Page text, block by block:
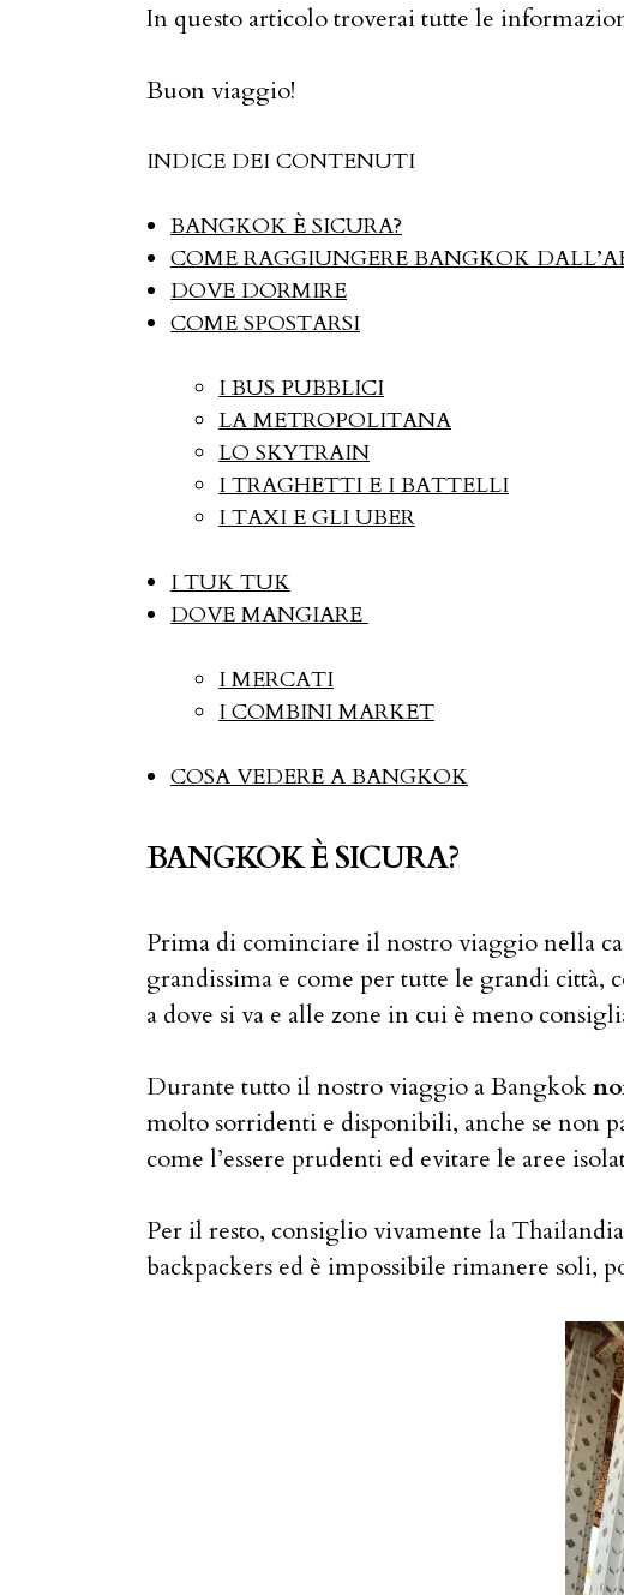
In questo articolo troverai tutte le
Buon viaggio!
INDICE DEI CONTENUTI
BANGKOK È SICURA?
COME RAGGIUNGERE BANGKOK
DOVE DORMIRE
COME SPOSTARSI
I BUS PUBBLICI
LA METROPOLITANA
LO SKYTRAIN
I TRAGHETTI E I BATTELLI
I TAXI E GLI UBER
I TUK TUK
DOVE MANGIARE
I MERCATI
I COMBINI MARKET
COSA VEDERE A BANGKOK
BANGKOK È SICURA?
Prima di cominciare il nostro viaggio nella
grandissima e come per tutte le grandi città,
a dove si va e alle zone in cui è meno
Durante tutto il nostro viaggio a Bangkok
molto sorridenti e disponibili, anche se non
come l’essere prudenti ed evitare le aree
Per il resto, consiglio vivamente la
backpackers ed è impossibile rimanere soli,